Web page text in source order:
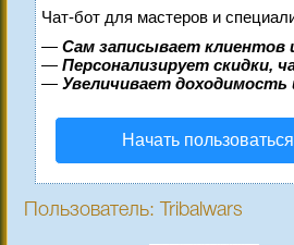
Чат-бот для мастеров и
— Сам записывает клиентов
— Персонализирует скидки,
— Увеличивает
Начать
Пользователь: Tribalwars